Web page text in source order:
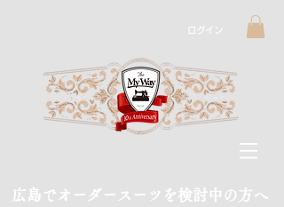
ログイン
広島でオーダースーツを検討中の方へ